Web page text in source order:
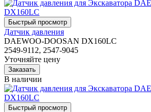
Датчик давления
DAEWOO-DOOSAN DX160LC
2549-9112, 2547-9045
Уточняйте цену
В наличии